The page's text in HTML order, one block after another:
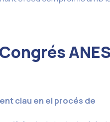
clau en el procés de